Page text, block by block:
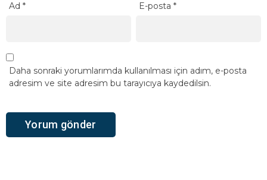
Ad * E-posta*
Daha sonraki yorumlarımda kullanılması için adım, e-posta
adresim ve site adresim bu tarayıcıya kaydedilsin.